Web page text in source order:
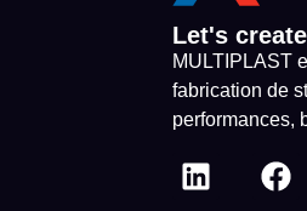
Let's
MULTIPLAST
fabrication de
performances,